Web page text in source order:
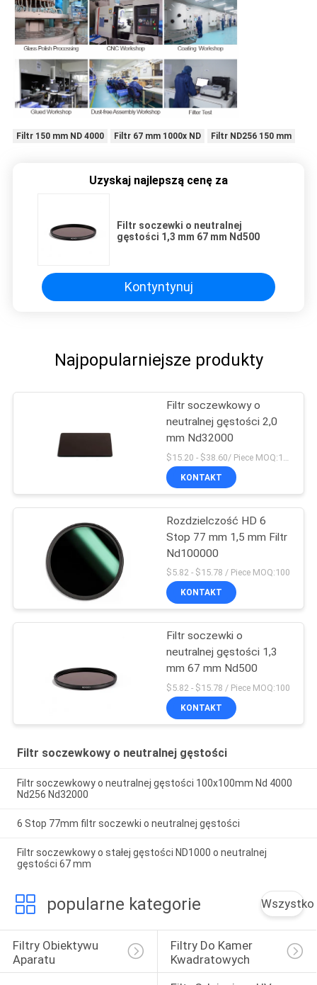
Filtr 150 mm ND 4000 Filtr 67 mm 1000x ND Filtr ND256 150 mm
Uzyskaj najlepszą cenę za
Filtr soczewki o neutralnej
gęstości 1,3 mm 67 mm Nd500
Kontyntynuj
Najpopularniejsze produkty
Filtr soczewkowy o
neutralnej gęstości 2,0
mm Nd32000
KONTAKT
Rozdzielczość HD 6
Stop 77 mm 1,5 mm Filtr
Nd100000
$5.82 - $15.78 / Piece MOQ:100
KONTAKT
Filtr soczewki o
neutralnej gęstości 1,3
mm 67 mm Nd500
$5.82 - $15.78 / Piece MOQ:100
KONTAKT
Filtr soczewkowy o neutralnej gęstości
Filtr soczewkowy o neutralnej gęstości 100x100mm Nd 4000
Nd256 Nd32000
6 Stop 77mm filtr soczewki o neutralnej gęstości
Filtr soczewkowy o stałej gęstości ND1000 o neutralnej
gęstości 67 mm
popularne kategorie Wszystko
Filtry Obiektywu
Aparatu
Filtry Do Kamer
Kwadratowych